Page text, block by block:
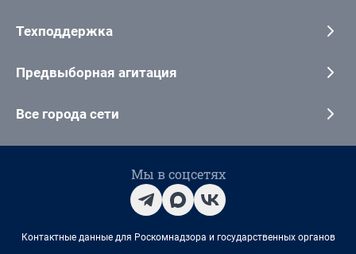
Техподдержка
Предвыборная агитация
Все города сети
Мы в соцсетях
Контактные данные для Роскомнадзора и государственных органов